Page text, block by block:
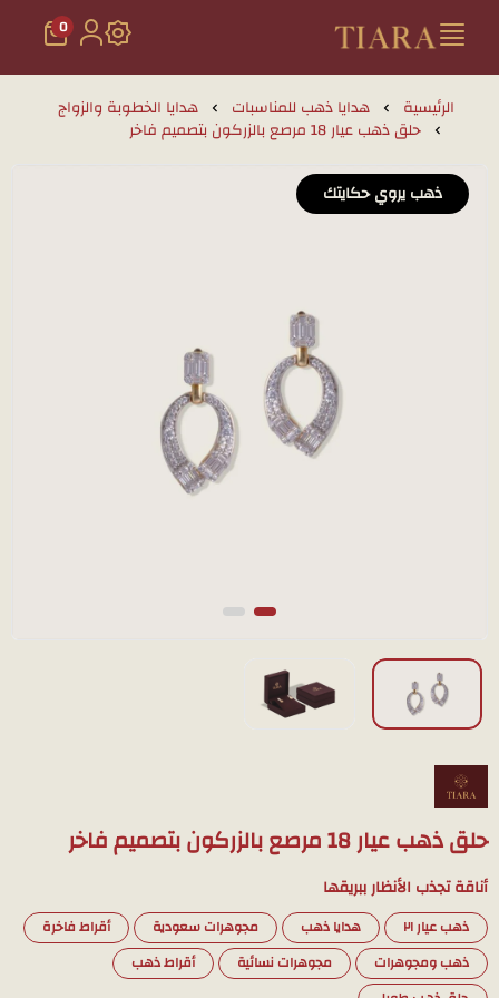
تيارا للذهب والمجوهرات
0
الرئيسية هدايا ذهب للمناسبات هدايا الخطوبة والزواج
حلق ذهب عيار 18 مرصع بالزركون بتصميم فاخر
ذهب يروي حكايتك
حلق ذهب عيار 18 مرصع بالزركون بتصميم فاخر
أناقة تجذب الأنظار ببريقها
ذهب عيار ٢١ هدايا ذهب مجوهرات سعودية
أقراط فاخرة
ذهب ومجوهرات
مجوهرات نسائية
أقراط ذهب